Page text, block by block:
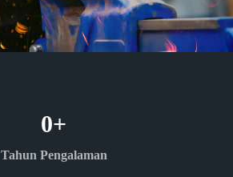
Tahun Pengalaman
0+